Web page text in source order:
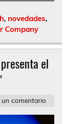
, novedades,
Company
el
un comentario